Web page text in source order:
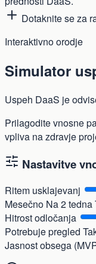
Dotaknite se za
Interaktivno orodje
Simulator
Uspeh DaaS je
Prilagodite vnosne
vpliva na zdravje
Nastavitve
Ritem usklajevanj
Mesečno Na 2 tedna
Hitrost odločanja
Potrebuje pregled
Jasnost obsega